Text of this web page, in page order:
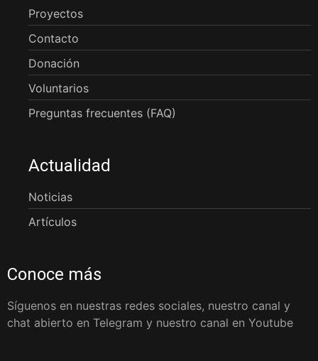
Proyectos
Contacto
Donación
Voluntarios
Preguntas frecuentes (FAQ)
Actualidad
Noticias
Artículos
Conoce más
Síguenos en nuestras redes sociales, nuestro canal y
chat abierto en Telegram y nuestro canal en Youtube